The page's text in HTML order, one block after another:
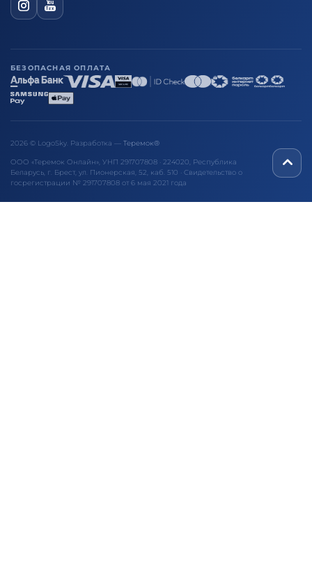
БЕЗОПАСНАЯ ОПЛАТА
2026 © LogoSky. Разработка — Теремок®
ООО «Теремок Онлайн», УНП 291707808 · 224020, Республика
Беларусь, г. Брест, ул. Пионерская, 52, каб. 510 · Свидетельство о
госрегистрации № 291707808 от 6 мая 2021 года